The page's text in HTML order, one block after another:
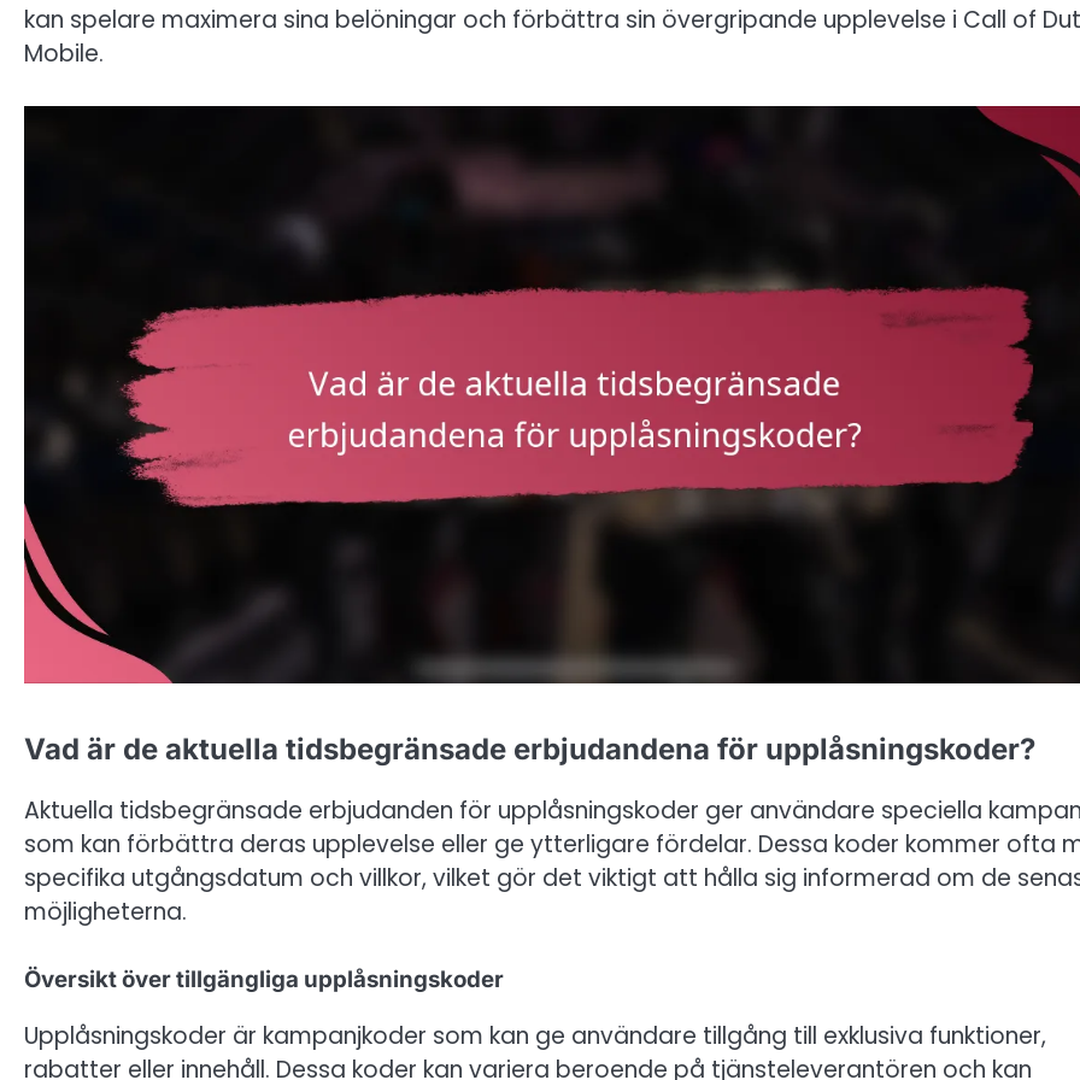
kan spelare maximera sina belöningar och förbättra sin övergripande upplevelse i Call of
Mobile.
Vad är de aktuella tidsbegränsade erbjudandena för upplåsningskoder?
Aktuella tidsbegränsade erbjudanden för upplåsningskoder ger användare speciella
som kan förbättra deras upplevelse eller ge ytterligare fördelar. Dessa koder kommer ofta
specifika utgångsdatum och villkor, vilket gör det viktigt att hålla sig informerad om de
möjligheterna.
Översikt över tillgängliga upplåsningskoder
Upplåsningskoder är kampanjkoder som kan ge användare tillgång till exklusiva funktioner,
rabatter eller innehåll. Dessa koder kan variera beroende på tjänsteleverantören och kan